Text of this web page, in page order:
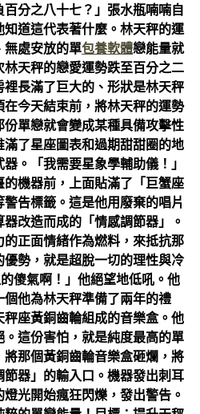
分之八十七？」張水瓶喃喃自
道這代表著什麼。林天秤的運
無處安放的單包養軟體戀能量就
天秤的戀愛運勢跌至百分之二
長滿了巨大的、形狀是林天秤
今天結束前，將林天秤的運勢
單戀就會變成某種具備攻擊性
了星座圖表和過期甜甜圈的地
。「我需要星象學輔助儀！」
機器前，上面貼滿了「巨蟹座
告標籤。這是他用廢棄的唱片
改造而成的「情感調節器」。
正面情緒作為燃料，來抵抗那
勢，就是超脫一切的理性與冷
傻氣啊！」他絕望地低吼。他
他為林天秤準備了兩年的禮
座黃銅齒輪組成的音樂盒。他
這份害怕，就是純度最高的單
那個黃銅齒輪音樂盒砸爛，將
器」的輸入口。機器發出刺耳
光開始瘋狂閃爍，發出警告。